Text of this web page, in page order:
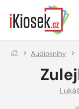
Přejít na hlavní obsah
Audioknihy